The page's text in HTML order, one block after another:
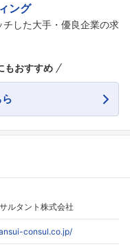
ング
した大手・優良企業の求
もおすすめ
ルタント株式会社
consul.co.jp/